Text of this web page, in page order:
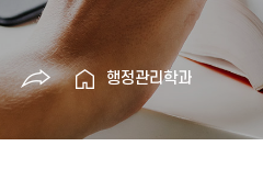
행정관리학과